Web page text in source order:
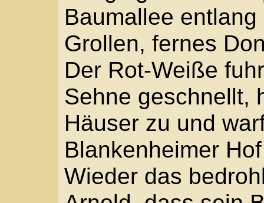
oder rein in die
überlebst du, Kleiner.
bist.«
»Und was ist mit den
unsern Spitälern?«
dann alles Dumme?«
Mit einem Schritt war
sah er ins
nicht lustig über